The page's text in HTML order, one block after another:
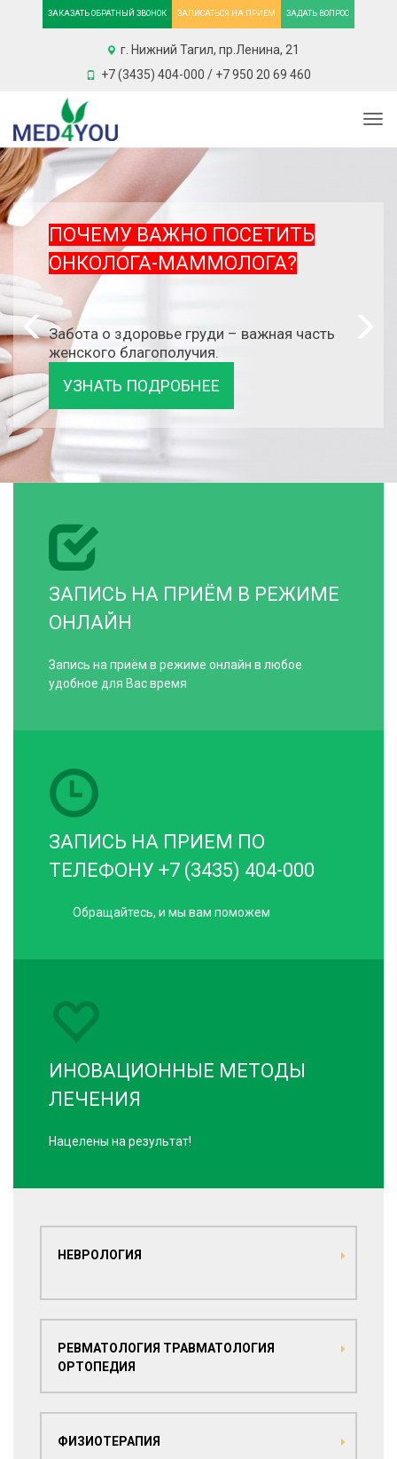
ЗАКАЗАТЬ ОБРАТНЫЙ ЗВОНОК ЗАПИСАТЬСЯ НА ПРИЕМ ЗАДАТЬ ВОПРОС
г. Нижний Тагил, пр.Ленина, 21
+7 (3435) 404-000 / +7 950 20 69 460
ПОЧЕМУ ВАЖНО ПОСЕТИТЬ
ОНКОЛОГА-МАММОЛОГА?
Забота о здоровье груди – важная часть
женского благополучия.
УЗНАТЬ ПОДРОБНЕЕ
ЗАПИСЬ НА ПРИЁМ В РЕЖИМЕ
ОНЛАЙН
Запись на приём в режиме онлайн в любое
удобное для Вас время
ЗАПИСЬ НА ПРИЕМ ПО
ТЕЛЕФОНУ +7 (3435) 404-000
Обращайтесь, и мы вам поможем
ИНОВАЦИОННЫЕ МЕТОДЫ
ЛЕЧЕНИЯ
Нацелены на результат!
НЕВРОЛОГИЯ
РЕВМАТОЛОГИЯ ТРАВМАТОЛОГИЯ
ОРТОПЕДИЯ
ФИЗИОТЕРАПИЯ